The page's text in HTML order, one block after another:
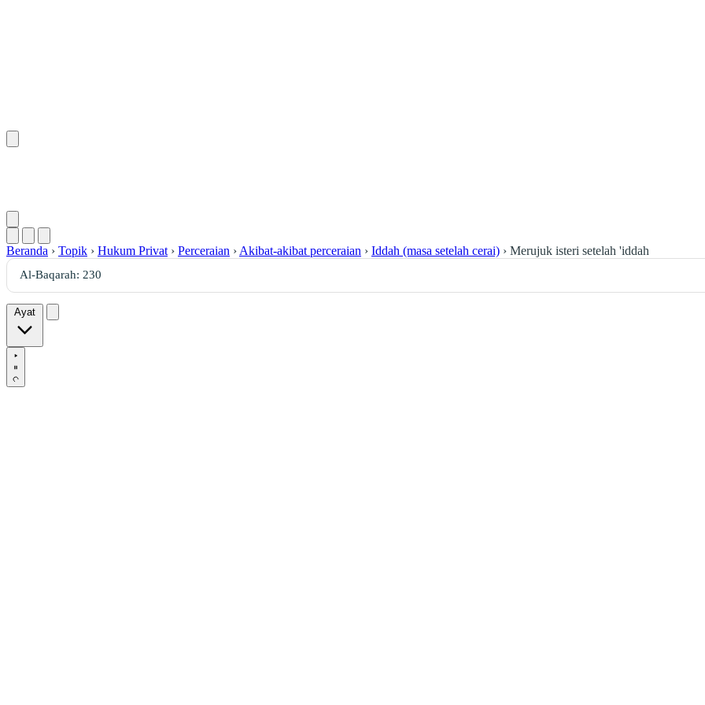
Beranda › Topik › Hukum Privat › Perceraian › Akibat-akibat perceraian › Iddah (masa setelah cerai) › Merujuk isteri setelah 'iddah
Ayat